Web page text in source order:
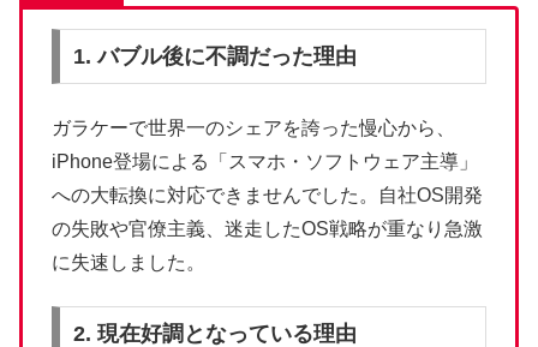
1. バブル後に不調だった理由
ガラケーで世界一のシェアを誇った慢心から、
iPhone登場による「スマホ・ソフトウェア主導」
への大転換に対応できませんでした。自社OS開発
の失敗や官僚主義、迷走したOS戦略が重なり急激
に失速しました。
2. 現在好調となっている理由